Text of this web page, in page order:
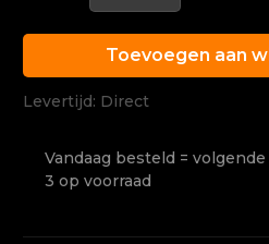
Toevoegen aan
Levertijd: Direct
Vandaag besteld =
3 op voorraad